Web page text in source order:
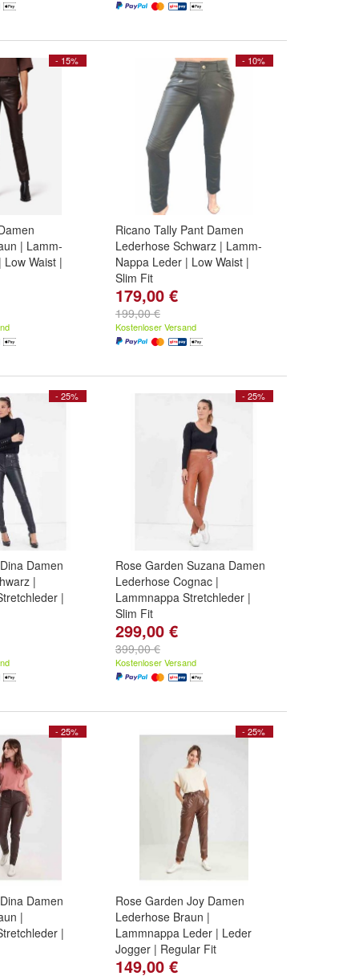
- 15%
| Lamm-
Waist |
- 10%
Ricano Tally Pant Damen
Lederhose Schwarz | Lamm-
Nappa Leder | Low Waist |
Slim Fit
Größe:2XL,
...
179,00 €
199,00 €
Kostenloser Versand
- 25%
Damen
|
|
- 25%
Rose Garden Suzana Damen
Lederhose Cognac |
Lammnappa Stretchleder |
Slim Fit
Größe:XL ,L
299,00 €
399,00 €
Kostenloser Versand
- 25%
Damen
|
|
- 25%
Rose Garden Joy Damen
Lederhose Braun |
Lammnappa Leder | Leder
Jogger | Regular Fit
Größe:L, M,
149,00 €